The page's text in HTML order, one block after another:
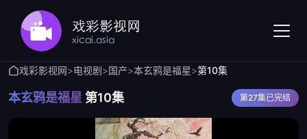
戏彩影视网>电视剧>国产>本玄鸦是福星>第10集
本玄鸦是福星 第10集 第27集已完结